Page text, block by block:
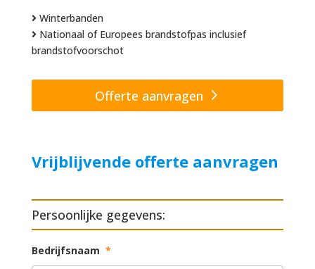
Winterbanden
Nationaal of Europees brandstofpas inclusief
brandstofvoorschot
Offerte aanvragen
Vrijblijvende offerte aanvragen
Persoonlijke gegevens:
Bedrijfsnaam *